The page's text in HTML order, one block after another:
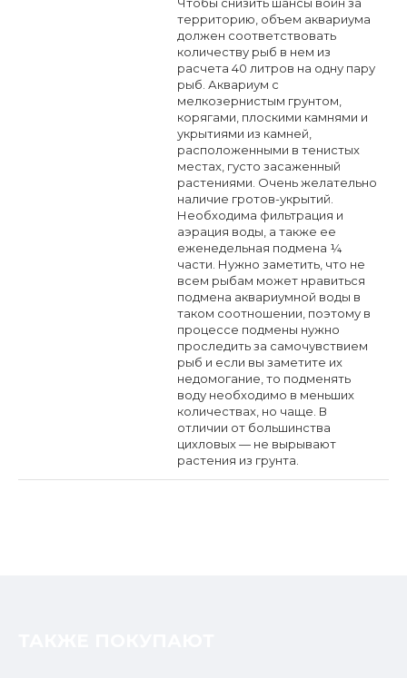
территорию, объем аквариума
должен соответствовать
количеству рыб в нем из
расчета 40 литров на одну пару
рыб. Аквариум с
мелкозернистым грунтом,
корягами, плоскими камнями и
укрытиями из камней,
расположенными в тенистых
местах, густо засаженный
растениями. Очень желательно
наличие гротов-укрытий.
Необходима фильтрация и
аэрация воды, а также ее
еженедельная подмена ¼
части. Нужно заметить, что не
всем рыбам может нравиться
подмена аквариумной воды в
таком соотношении, поэтому в
процессе подмены нужно
проследить за самочувствием
рыб и если вы заметите их
недомогание, то подменять
воду необходимо в меньших
количествах, но чаще. В
отличии от большинства
цихловых — не вырывают
растения из грунта.